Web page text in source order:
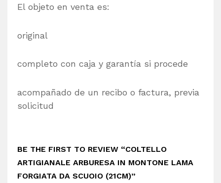
El objeto en venta es:
original
completo con caja y garantía si procede
acompañado de un recibo o factura, previa
solicitud
BE THE FIRST TO REVIEW “COLTELLO
ARTIGIANALE ARBURESA IN MONTONE LAMA
FORGIATA DA SCUOIO (21CM)”